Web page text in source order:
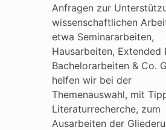
Anfragen zur
wissenschaftlichen
etwa Seminararbeiten,
Hausarbeiten, Extended
Bachelorarbeiten & Co.
helfen wir bei der
Themenauswahl, mit
Literaturrecherche, zum
Ausarbeiten der